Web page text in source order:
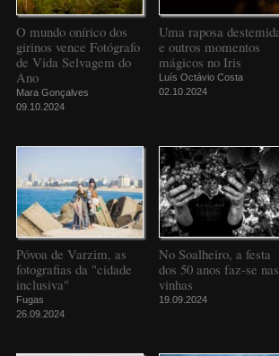
O mundo onírico dos
girinos vence Fotógrafo
de Vida Selvagem do
Ano
Mara Gonçalves
09.10.2024
Uma raposa
e outros momentos
mágicos no Iris
Luís Octávio Costa
02.10.2024
Póvoa de Varzim, as
fotografias da "cidade
inclusiva"
Fugas
26.09.2024
No Soalheiro, a festa
dos 50 anos faz-se nas
vinhas
19.09.2024